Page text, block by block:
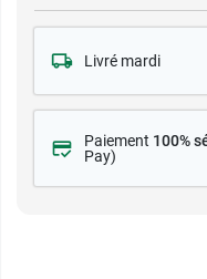
Livré mardi
Paiement 100%
Pay)